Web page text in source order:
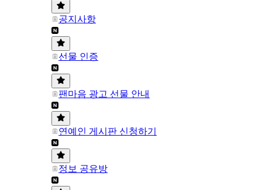
공지사항
선물 인증
팬마음 광고 선물 안내
연예인 게시판 신청하기
정보 공유방